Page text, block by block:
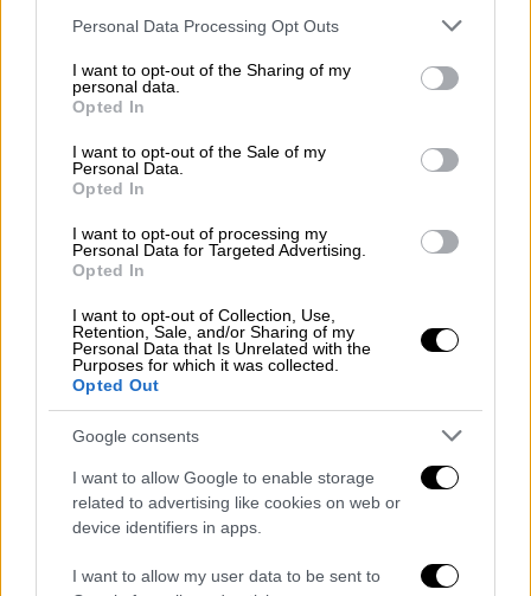
Please note that this website/app uses one or more Google
not limited to your visit or usage behaviour. You may click to
grant or deny consent to Google and its third-party tags to
use your data for below specified purposes in below Google
consent section.
Personal Data Processing Opt Outs
I want to opt-out of the Sharing of my
personal data.
Opted In
I want to opt-out of the Sale of my
Personal Data.
Opted In
I want to opt-out of processing my
Personal Data for Targeted Advertising.
Opted In
I want to opt-out of Collection, Use,
Retention, Sale, and/or Sharing of my
Personal Data that Is Unrelated with the
Purposes for which it was collected.
Opted Out
Google consents
I want to allow Google to enable storage
related to advertising like cookies on web or
device identifiers in apps.
I want to allow my user data to be sent to
κατανάλωση αυξάνεται, θα έλεγε κανένας
λόγω τουριστών και λόγω του
τουρισμού
καταλαβαίνετε ότι το πρόβλημα είναι
«Το θέμα είναι να κατανοήσουμε ακριβώς τι
κατανοήσουμε ακριβώς την κλιματική κρίση
από τι συνίσταται, και στη συνέχεια να
προσπαθήσουμε με μεθοδολογίες και να
εμπλουτίσουμε περισσότερο τους
υδροφόρους υπόγειους ορίζοντες και τους
ταμιευτήρες. Αυτή είναι μία διαδικασία, η
μία κατηγορία ουσιαστικά της αποθήκευσης
του νερού. Και η άλλη κατηγορία είναι η
κατηγορία της εξοικονόμησης του νερού,
που είναι και αυτή πολύ σημαντική, γιατί
δίκτυα να αντικατασταθούν, γιατί έχουμε